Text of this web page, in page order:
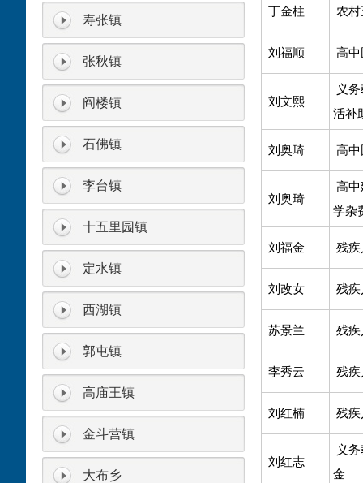
寿张镇
张秋镇
阎楼镇
石佛镇
李台镇
十五里园镇
定水镇
西湖镇
郭屯镇
高庙王镇
金斗营镇
大布乡
丁金柱 农村
刘福顺 高中
刘文熙
义
活补
刘奥琦 高中
刘奥琦
高中
学杂
刘福金 残疾
刘改女 残疾
苏景兰 残疾
李秀云 残疾
刘红楠 残疾
刘红志
义
金